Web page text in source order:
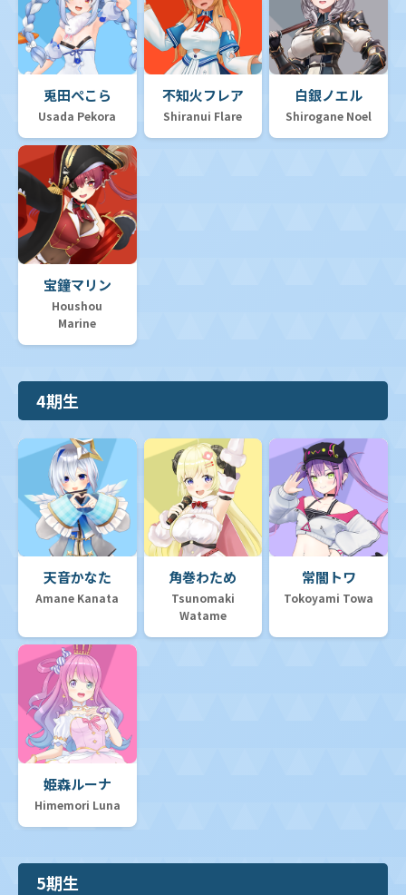
兎田ぺこら
Usada Pekora
不知火フレア
Shiranui Flare
白銀ノエル
Shirogane Noel
宝鐘マリン
Houshou
Marine
4期生
天音かなた
Amane Kanata
角巻わため
Tsunomaki
Watame
常闇トワ
Tokoyami Towa
姫森ルーナ
Himemori Luna
5期生